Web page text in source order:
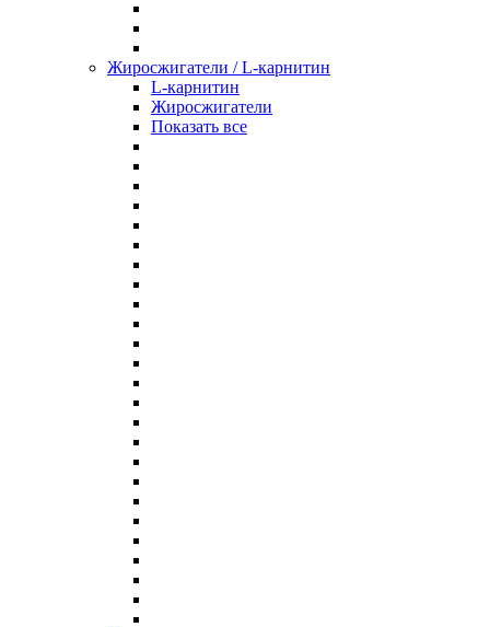
Жиросжигатели / L-карнитин
L-карнитин
Жиросжигатели
Показать все